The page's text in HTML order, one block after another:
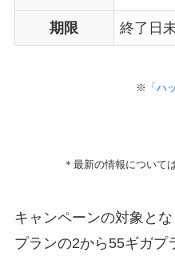
期限 終了日
※ 「ハ
＊最新の情報について
キャンペーンの対象と
プランの2から55ギガプ